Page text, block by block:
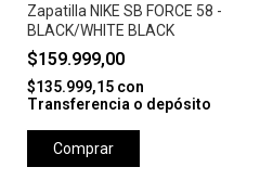
Zapatilla NIKE SB FORCE 58 -
BLACK/WHITE BLACK
$159.999,00
$135.999,15 con
Transferencia o depósito
Comprar